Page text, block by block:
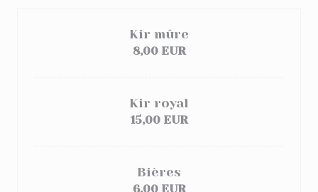
Kir mûre
8,00 EUR
Kir royal
15,00 EUR
Bières
6,00 EUR